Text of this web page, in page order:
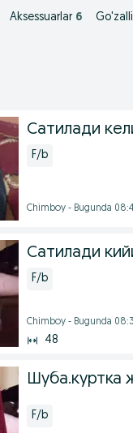
Aksessuarlar 6
Сатилади
F/b
Chimboy - Bugunda
Сатилади
F/b
Chimboy - Bugunda
48
Шуба.куртка
F/b